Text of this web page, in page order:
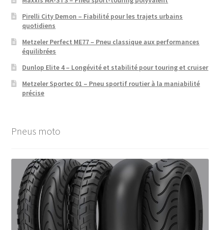
Pirelli City Demon – Fiabilité pour les trajets urbains
quotidiens
Metzeler Perfect ME77 – Pneu classique aux performances
équilibrées
Dunlop Elite 4 – Longévité et stabilité pour touring et cruiser
Metzeler Sportec 01 – Pneu sportif routier à la maniabilité
précise
Pneus moto